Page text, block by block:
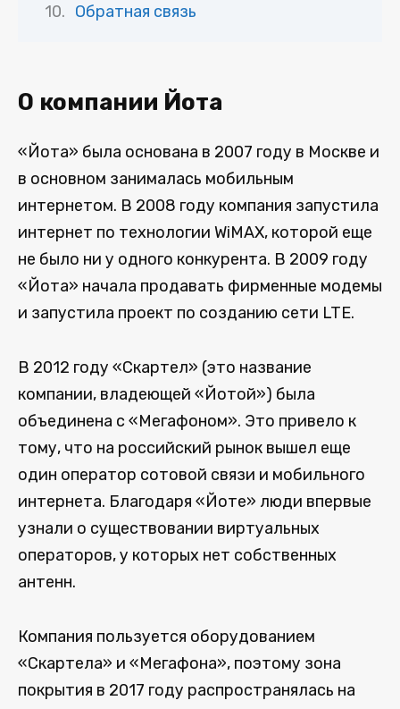
Обратная связь
О компании Йота
«Йота» была основана в 2007 году в Москве и
в основном занималась мобильным
интернетом. В 2008 году компания запустила
интернет по технологии WiMAX, которой еще
не было ни у одного конкурента. В 2009 году
«Йота» начала продавать фирменные модемы
и запустила проект по созданию сети LTE.
В 2012 году «Скартел» (это название
компании, владеющей «Йотой») была
объединена с «Мегафоном». Это привело к
тому, что на российский рынок вышел еще
один оператор сотовой связи и мобильного
интернета. Благодаря «Йоте» люди впервые
узнали о существовании виртуальных
операторов, у которых нет собственных
антенн.
Компания пользуется оборудованием
«Скартела» и «Мегафона», поэтому зона
покрытия в 2017 году распространялась на